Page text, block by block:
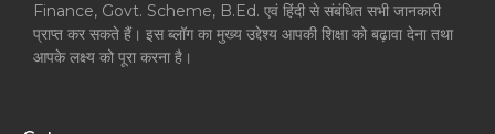
Finance, Govt. Scheme, B.Ed. एवं हिंदी से संबंधित सभी जानकारी
प्राप्त कर सकते हैं। इस ब्लॉग का मुख्य उद्देश्य आपकी शिक्षा को बढ़ावा देना तथा
आपके लक्ष्य को पूरा करना है।